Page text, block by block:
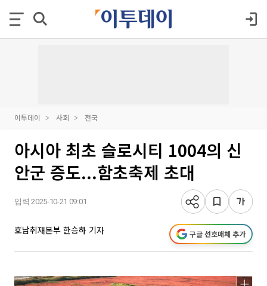
이투데이 사회 전국
아시아 최초 슬로시티 1004의 신
안군 증도...함초축제 초대
입력 2025-10-21 09:01
호남취재본부 한승하 기자 구글 선호매체 추가